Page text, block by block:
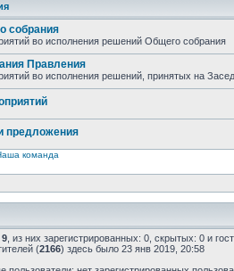
собрания
во исполнения решений Общего собрания
Правления
во исполнения решений, принятых на
предложения
команда
9 , из них зарегистрированных: 0, скрытых: 0 и
(2166) здесь было 23 янв 2019, 20:58